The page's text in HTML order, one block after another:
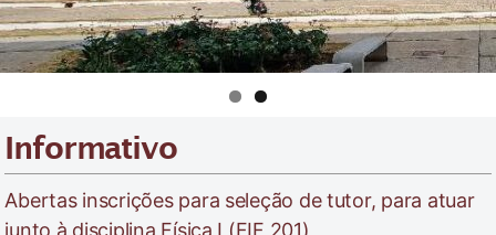
Informativo
Abertas inscrições para seleção de tutor, para atuar